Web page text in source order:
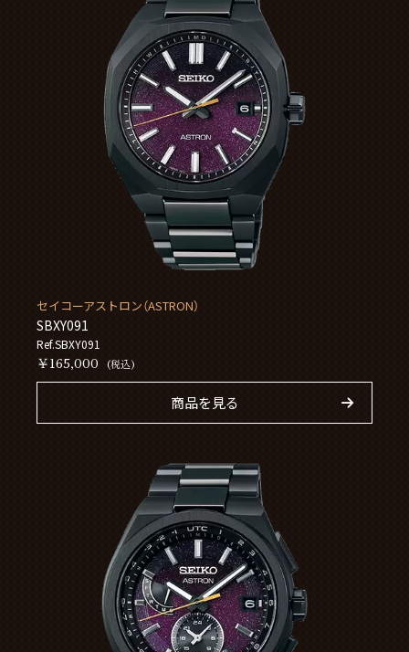
セイコーアストロン（ASTRON）
SBXY091
Ref.SBXY091
￥165,000 (税込)
商品を見る